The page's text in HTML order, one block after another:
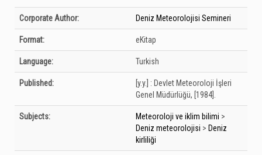
Bibliographic Details
Corporate Author: Deniz Meteorolojisi Semineri
Format: eKitap
Language: Turkish
Published: [y.y.] : Devlet Meteoroloji İşleri
Genel Müdürlüğü, [1984].
Subjects: Meteoroloji ve iklim bilimi >
Deniz meteorolojisi > Deniz
kirliliği